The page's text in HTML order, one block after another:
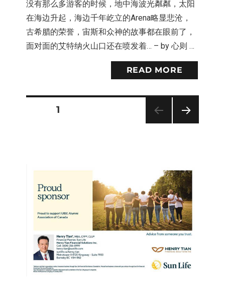
没有那么多游客的时候，地中海波光粼粼，太阳
在海边升起，海边千年屹立的Arena略显悲沧，
古希腊的荣誉，宙斯和众神的故事都在眼前了，
面对面的艾特纳火山口还在喷发着… – by 心则 …
READ MORE
Posts
PAGE1